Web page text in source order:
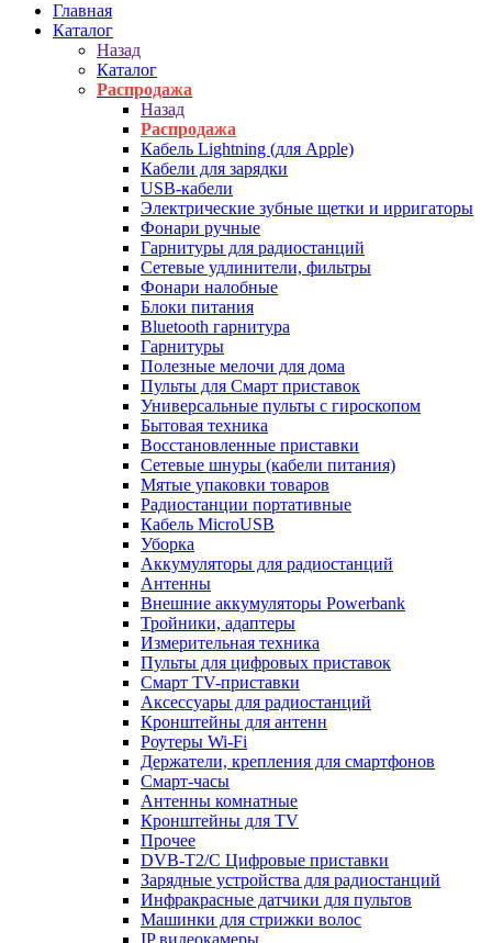
Главная
Каталог
Назад
Каталог
Распродажа
Назад
Распродажа
Кабель Lightning (для Apple)
Кабели для зарядки
USB-кабели
Электрические зубные щетки и ирригаторы
Фонари ручные
Гарнитуры для радиостанций
Сетевые удлинители, фильтры
Фонари налобные
Блоки питания
Bluetooth гарнитура
Гарнитуры
Полезные мелочи для дома
Пульты для Смарт приставок
Универсальные пульты с гироскопом
Бытовая техника
Восстановленные приставки
Сетевые шнуры (кабели питания)
Мятые упаковки товаров
Радиостанции портативные
Кабель MicroUSB
Уборка
Аккумуляторы для радиостанций
Антенны
Внешние аккумуляторы Powerbank
Тройники, адаптеры
Измерительная техника
Пульты для цифровых приставок
Смарт ТV-приставки
Аксессуары для радиостанций
Кронштейны для антенн
Роутеры Wi-Fi
Держатели, крепления для смартфонов
Смарт-часы
Антенны комнатные
Кронштейны для TV
Прочее
DVB-T2/C Цифровые приставки
Зарядные устройства для радиостанций
Инфракрасные датчики для пультов
Машинки для стрижки волос
IP видеокамеры